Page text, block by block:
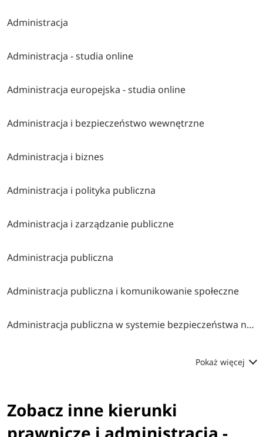
Administracja
Administracja - studia online
Administracja europejska - studia online
Administracja i bezpieczeństwo wewnętrzne
Administracja i biznes
Administracja i polityka publiczna
Administracja i zarządzanie publiczne
Administracja publiczna
Administracja publiczna i komunikowanie społeczne
Administracja publiczna w systemie bezpieczeństwa narodowego
Pokaż więcej
Zobacz inne kierunki